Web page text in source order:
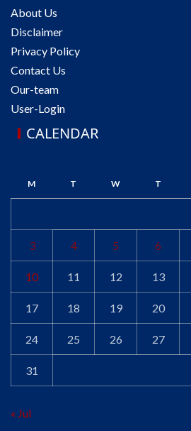
About Us
Disclaimer
Privacy Policy
Contact Us
Our-team
User-Login
CALENDAR
M T W T
3 4 5 6
10 11 12 13
17 18 19 20
24 25 26 27
31
« Jul